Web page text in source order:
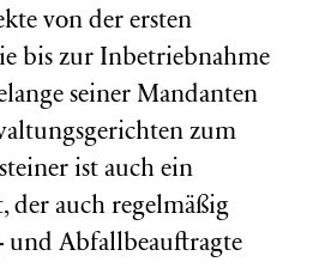
von der ersten
bis zur Inbetriebnahme
seiner Mandanten
zum
ist auch ein
der auch regelmäßig
und Abfallbeauftragte